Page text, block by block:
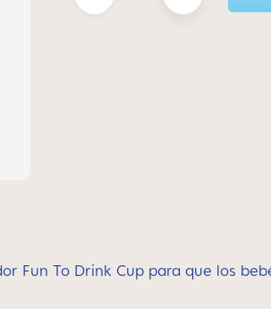
Fun To Drink Cup para que los